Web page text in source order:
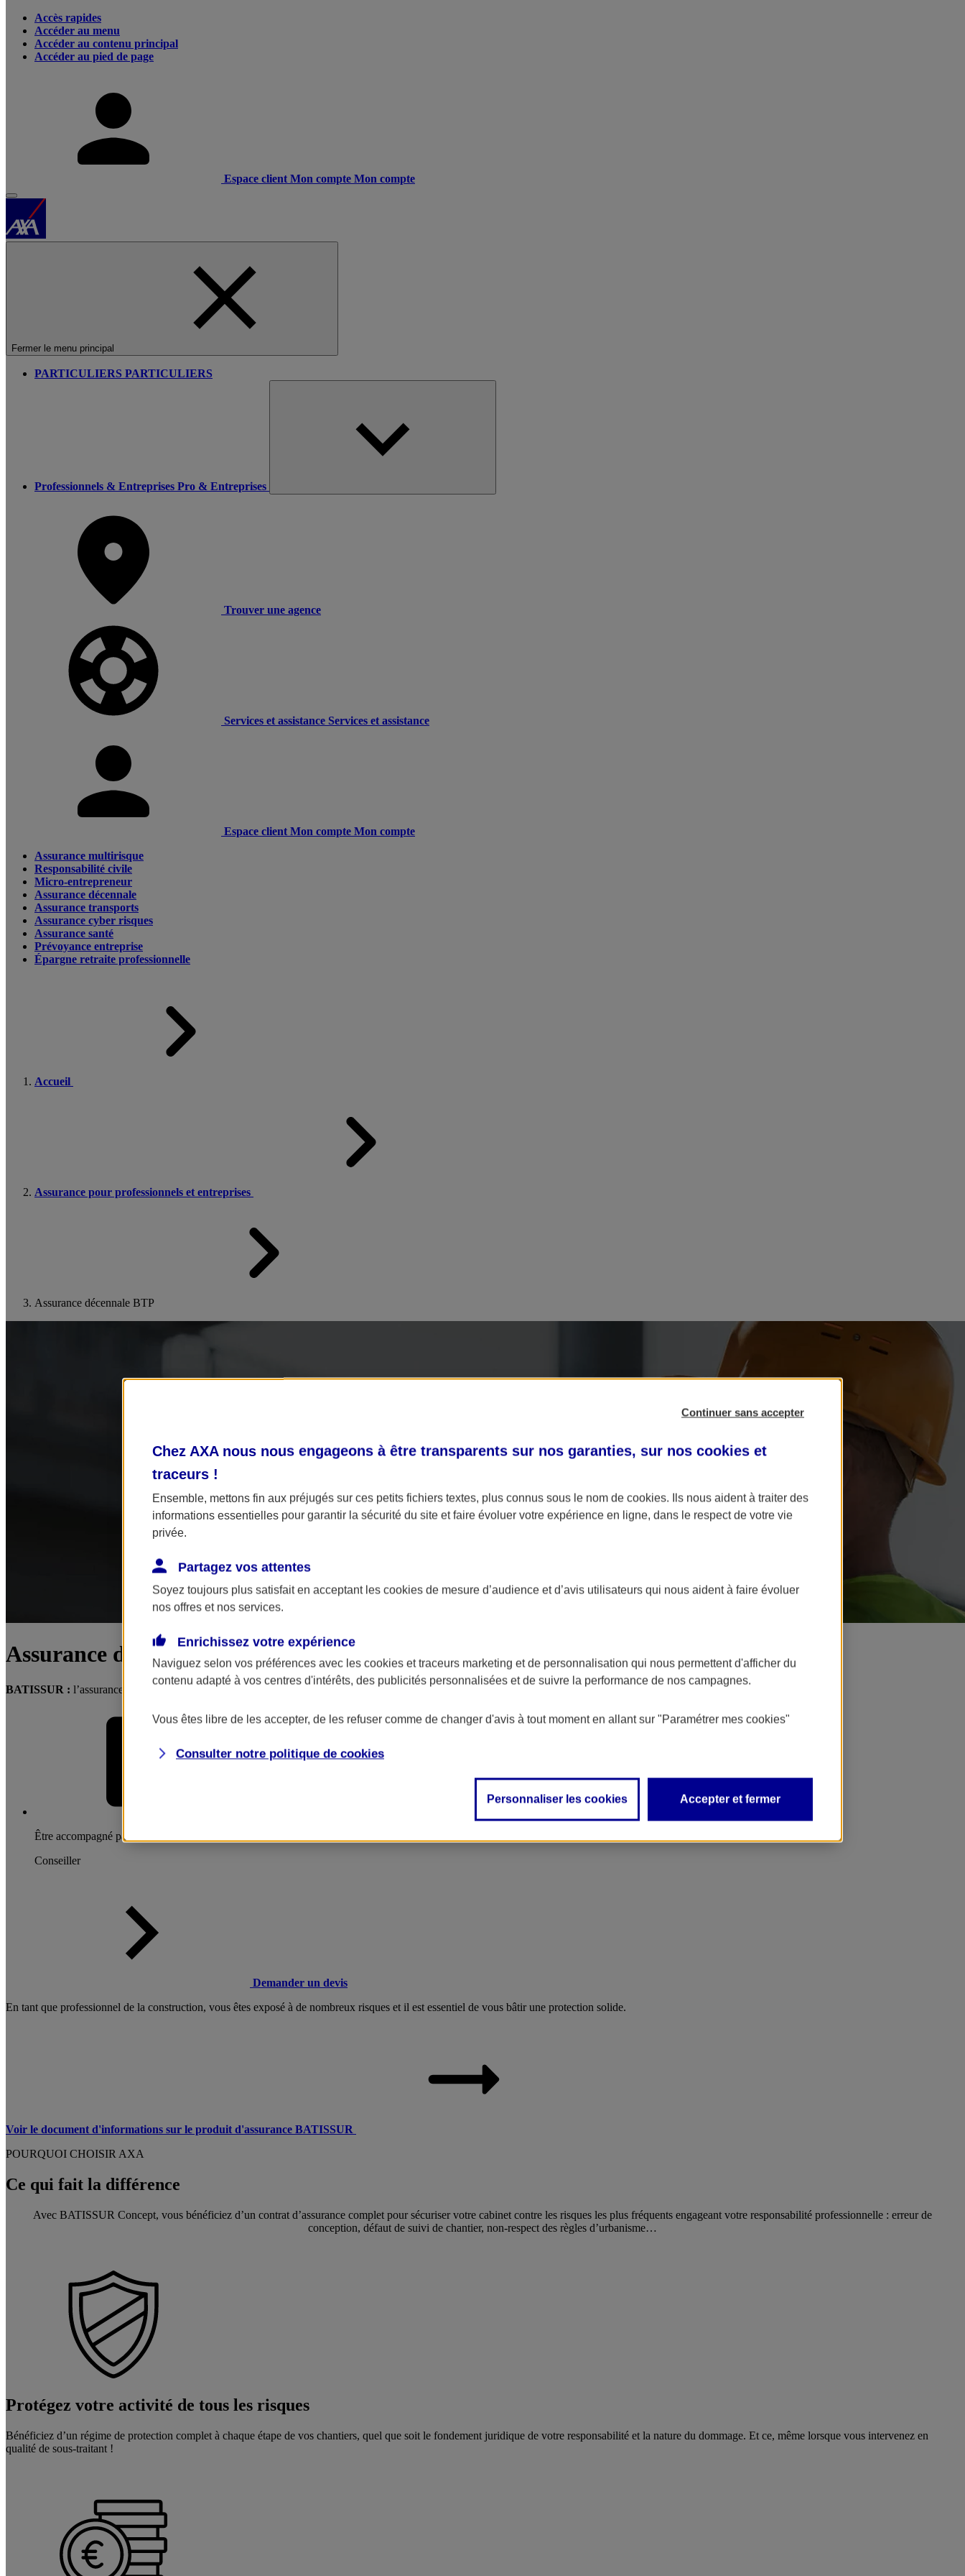
Accès rapides
Accéder au menu
Accéder au contenu principal
Accéder au pied de page
Espace client Mon compte Mon compte
Fermer le menu principal
PARTICULIERS PARTICULIERS
Professionnels & Entreprises Pro & Entreprises
Trouver une agence
Services et assistance Services et assistance
Espace client Mon compte Mon compte
Assurance multirisque
Responsabilité civile
Micro-entrepreneur
Assurance décennale
Assurance transports
Assurance cyber risques
Assurance santé
Prévoyance entreprise
Épargne retraite professionnelle
Accueil
Assurance pour professionnels et entreprises
Assurance décennale BTP
Assurance décennale / multirisque du bâtiment et des travaux publics
BATISSUR : l’assurance indispensable pour protéger votre activité
Être accompagné par un
Conseiller
Demander un devis
En tant que professionnel de la construction, vous êtes exposé à de nombreux risques et il est essentiel de vous bâtir une protection solide.
Voir le document d'informations sur le produit d'assurance BATISSUR
POURQUOI CHOISIR AXA
Ce qui fait la différence
Avec BATISSUR Concept, vous bénéficiez d’un contrat d’assurance complet pour sécuriser votre cabinet contre les risques les plus fréquents engageant votre responsabilité professionnelle : erreur de
conception, défaut de suivi de chantier, non-respect des règles d’urbanisme…
Protégez votre activité de tous les risques
Bénéficiez d’un régime de protection complet à chaque étape de vos chantiers, quel que soit le fondement juridique de votre responsabilité et la nature du dommage. Et ce, même lorsque vous intervenez en
qualité de sous-traitant !
Continuer sans accepter
Chez AXA nous nous engageons à être transparents sur nos garanties, sur nos cookies et
traceurs !
Ensemble, mettons fin aux préjugés sur ces petits fichiers textes, plus connus sous le nom de cookies. Ils nous aident à traiter des
informations essentielles pour garantir la sécurité du site et faire évoluer votre expérience en ligne, dans le respect de votre vie
privée.
Partagez vos attentes
Soyez toujours plus satisfait en acceptant les cookies de mesure d’audience et d’avis utilisateurs qui nous aident à faire évoluer
nos offres et nos services.
Enrichissez votre expérience
Naviguez selon vos préférences avec les cookies et traceurs marketing et de personnalisation qui nous permettent d'afficher du
contenu adapté à vos centres d'intérêts, des publicités personnalisées et de suivre la performance de nos campagnes.
Vous êtes libre de les accepter, de les refuser comme de changer d'avis à tout moment en allant sur "Paramétrer mes cookies"
Consulter notre politique de cookies
Personnaliser les cookies Accepter et fermer